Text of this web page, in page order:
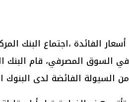
أسعار الفائدة ،اجتماع البنك
من السيولة الفائضة لدى البنوك